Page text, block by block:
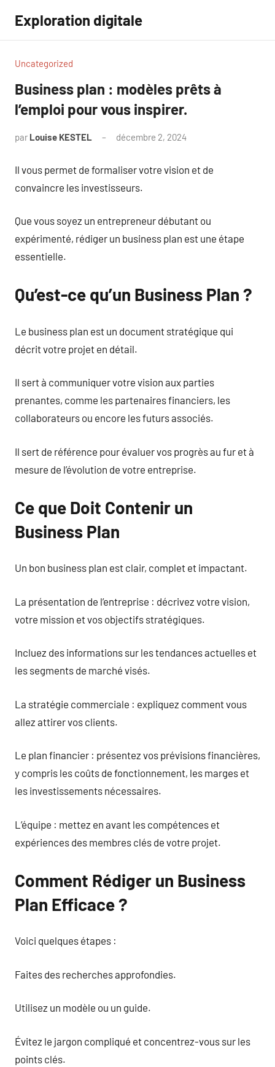
contenu
Exploration digitale
Uncategorized
Business plan : modèles prêts à
l’emploi pour vous inspirer.
par Louise KESTEL décembre 2, 2024
Il vous permet de formaliser votre vision et de
convaincre les investisseurs.
Que vous soyez un entrepreneur débutant ou
expérimenté, rédiger un business plan est une étape
essentielle.
Qu’est-ce qu’un Business Plan ?
Le business plan est un document stratégique qui
décrit votre projet en détail.
Il sert à communiquer votre vision aux parties
prenantes, comme les partenaires financiers, les
collaborateurs ou encore les futurs associés.
Il sert de référence pour évaluer vos progrès au fur et à
mesure de l’évolution de votre entreprise.
Ce que Doit Contenir un
Business Plan
Un bon business plan est clair, complet et impactant.
La présentation de l’entreprise : décrivez votre vision,
votre mission et vos objectifs stratégiques.
Incluez des informations sur les tendances actuelles et
les segments de marché visés.
La stratégie commerciale : expliquez comment vous
allez attirer vos clients.
Le plan financier : présentez vos prévisions financières,
y compris les coûts de fonctionnement, les marges et
les investissements nécessaires.
L’équipe : mettez en avant les compétences et
expériences des membres clés de votre projet.
Comment Rédiger un Business
Plan Efficace ?
Voici quelques étapes :
Faites des recherches approfondies.
Utilisez un modèle ou un guide.
Évitez le jargon compliqué et concentrez-vous sur les
points clés.